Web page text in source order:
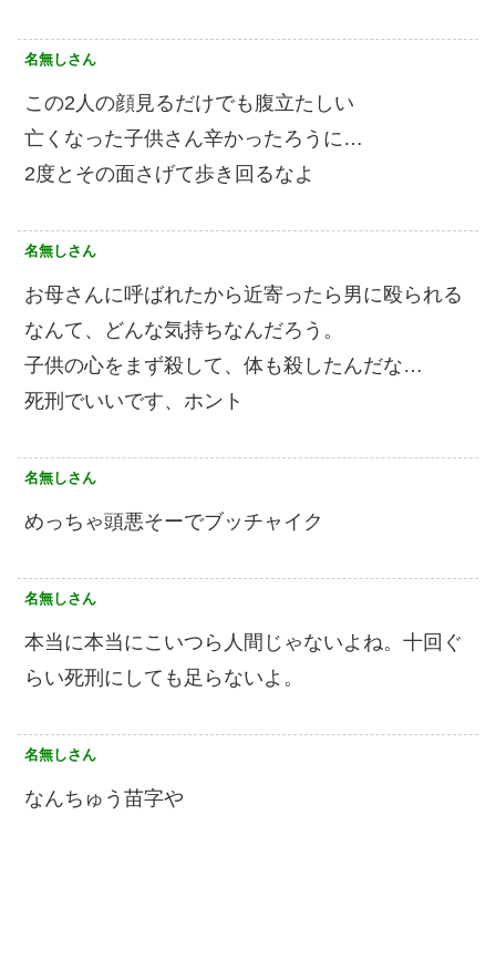
名無しさん
この2人の顔見るだけでも腹立たしい
亡くなった子供さん辛かったろうに…
2度とその面さげて歩き回るなよ
名無しさん
お母さんに呼ばれたから近寄ったら男に殴られる
なんて、どんな気持ちなんだろう。
子供の心をまず殺して、体も殺したんだな…
死刑でいいです、ホント
名無しさん
めっちゃ頭悪そーでブッチャイク
名無しさん
本当に本当にこいつら人間じゃないよね。十回ぐ
らい死刑にしても足らないよ。
名無しさん
なんちゅう苗字や